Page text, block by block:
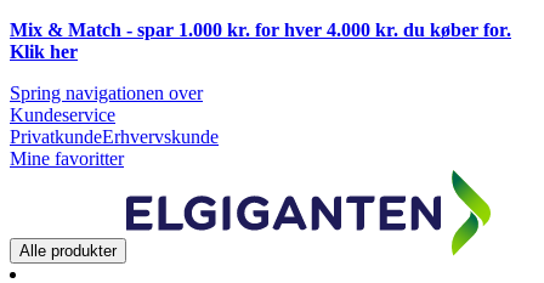
Mix & Match - spar 1.000 kr. for hver 4.000 kr. du køber for.
Klik her
Spring navigationen over
Kundeservice
PrivatkundeErhvervskunde
Mine favoritter
Alle produkter